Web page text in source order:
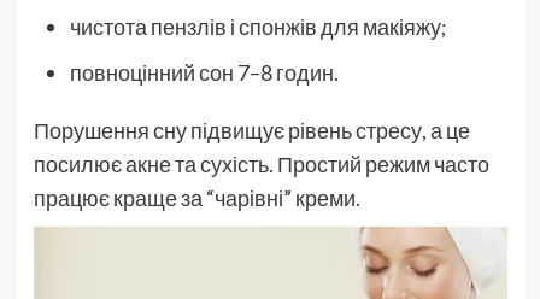
чистота пензлів і спонжів для макіяжу;
повноцінний сон 7–8 годин.
Порушення сну підвищує рівень стресу, а це
посилює акне та сухість. Простий режим часто
працює краще за “чарівні” креми.